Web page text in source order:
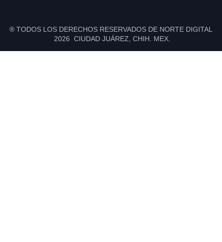
® TODOS LOS DERECHOS RESERVADOS DE NORTE DIGITAL
2026 CIUDAD JUÁREZ, CHIH. MEX.